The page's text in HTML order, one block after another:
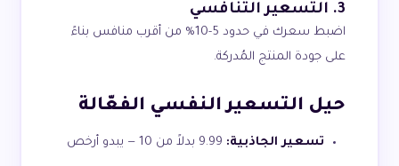
3. التسعير التنافسي
اضبط سعرك في حدود 5-10% من أقرب منافس بناءً
على جودة المنتج المُدركة.
حيل التسعير النفسي الفعّالة
تسعير الجاذبية: